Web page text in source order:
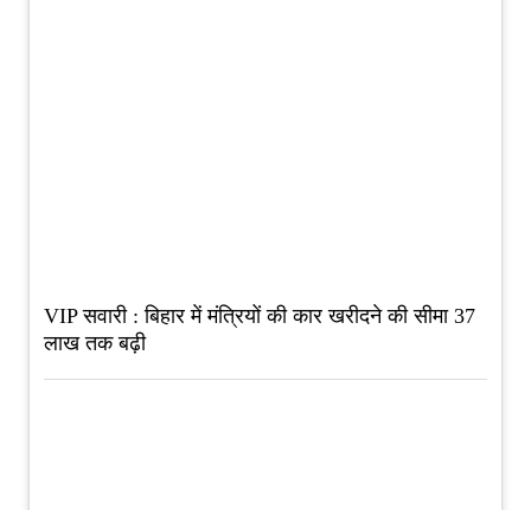
VIP सवारी : बिहार में मंत्रियों की कार खरीदने की सीमा 37
लाख तक बढ़ी